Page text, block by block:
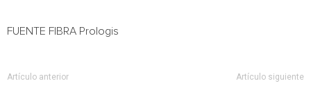
FUENTE FIBRA Prologis
Artículo anterior Artículo siguiente